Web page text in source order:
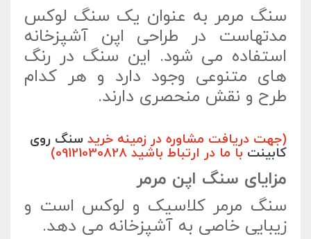
سنگ مرمر به عنوان یک سنگ لوکس
مدتهاست در طراحی اپن آشپزخانه
استفاده می شود. این سنگ در رنگ
های متنوعی وجود دارد و هر کدام
طرح و نقش منحصری دارند.
(جهت دریافت مشاوره در زمینه خرید سنگ روی
کابینت با ما در ارتباط باشید 09121030828)
مزایای سنگ اپن مرمر
سنگ مرمر کلاسیک و لوکس است و
زیبایی خاصی به آشپزخانه می دهد.